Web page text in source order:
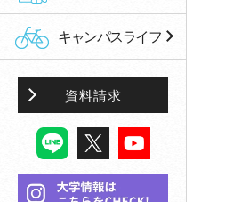
キャンパスライフ
資料請求